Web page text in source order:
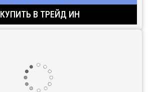
КУПИТЬ В ТРЕЙД ИН